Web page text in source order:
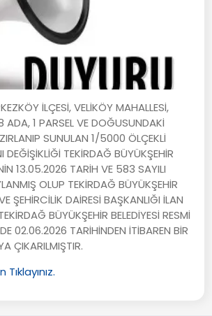
İLÇESİ, VELİKÖY MAHALLESİ,
ADA, 1 PARSEL VE DOĞUSUNDAKİ
SUNULAN 1/5000 ÖLÇEKLİ
DEĞİŞİKLİĞİ TEKİRDAĞ BÜYÜKŞEHİR
13.05.2026 TARİH VE 583 SAYILI
OLUP TEKİRDAĞ BÜYÜKŞEHİR
ŞEHİRCİLİK DAİRESİ BAŞKANLIĞI İLAN
BÜYÜKŞEHİR BELEDİYESİ RESMİ
02.06.2026 TARİHİNDEN İTİBAREN BİR
ÇIKARILMIŞTIR.